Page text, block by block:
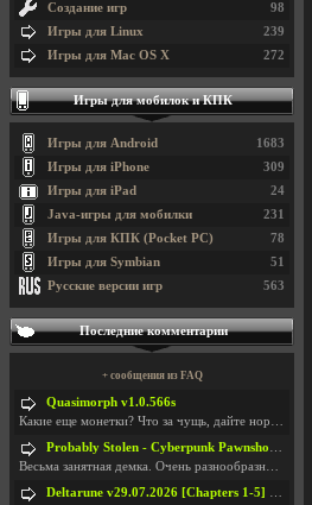
98
Создание игр
239
Игры для Linux
272
Игры для Mac OS X
Игры для мобилок и КПК
1683
Игры для Android
309
Игры для iPhone
24
Игры для iPad
231
Java-игры для мобилки
78
Игры для КПК (Pocket PC)
51
Игры для Symbian
563
Русские версии игр
Последние комментарии
+ сообщения из FAQ
Quasimorph v1.0.566s
Какие еще монетки? Что за чущь, дайте нормально ск
Probably Stolen - Cyberpunk Pawnshop Simulator v048c [Playtest]
Весьма занятная демка. Очень разнообразные механик
Deltarune v29.07.2026 [Chapters 1-5] / + RUS [Chapters 1-5]